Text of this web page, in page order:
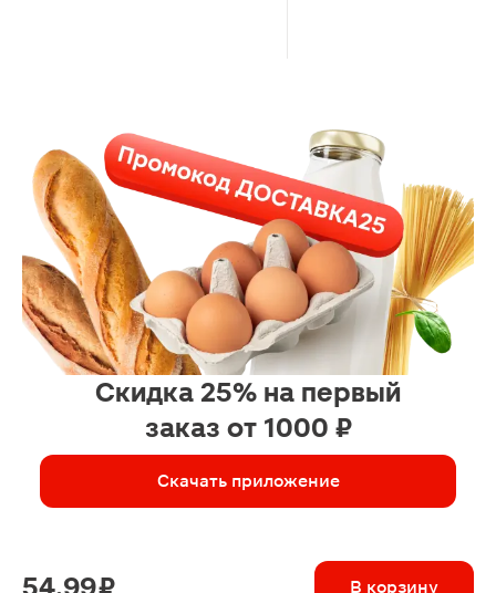
Скидка 25% на первый
заказ от 1000 ₽
Скачать приложение
В корзину